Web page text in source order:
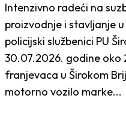
Intenzivno radeći na
proizvodnje i stavljanje
policijski službenici PU
30.07.2026. godine oko
franjevaca u Širokom
motorno vozilo marke...